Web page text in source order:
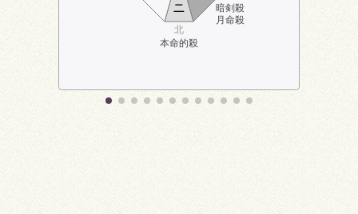
本命的殺
暗剣殺
月命殺
北
ニ